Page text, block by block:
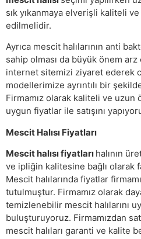
sık yıkanmaya elverişli kaliteli ve
edilmelidir.
Ayrıca mescit halılarının anti
sahip olması da büyük önem arz
internet sitemizi ziyaret ederek
modellerimize ayrıntılı bir
Firmamız olarak kaliteli ve uzun
uygun fiyatlar ile satışını
Mescit Halısı Fiyatları
Mescit halısı fiyatları halının
ve ipliğin kalitesine bağlı olarak
Mescit halılarında fiyatlar
tutulmuştur. Firmamız olarak
temizlenebilir mescit halılarını
buluşturuyoruz. Firmamızdan
mescit halıları garanti ve kalite